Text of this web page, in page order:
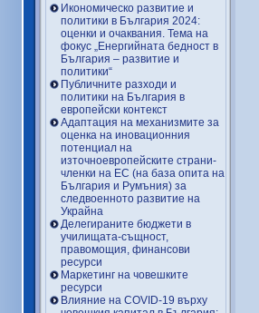
Икономическо развитие и
политики в България 2024:
оценки и очаквания. Тема на
фокус „Енергийната бедност в
България – развитие и
политики“
Публичните разходи и
политики на България в
европейски контекст
Адаптация на механизмите за
оценка на иновационния
потенциал на
източноевропейските страни-
членки на ЕС (на база опита на
България и Румъния) за
следвоенното развитие на
Украйна
Делегираните бюджети в
училищата-същност,
правомощия, финансови
ресурси
Маркетинг на човешките
ресурси
Влияние на COVID-19 върху